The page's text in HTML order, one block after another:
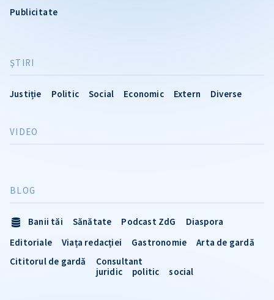
Publicitate
ŞTIRI
Justiție Politic Social Economic Extern Diverse
VIDEO
BLOG
Banii tăi Sănătate Podcast ZdG
Diaspora
Editoriale
Viața redacției Gastronomie
Arta de gardă
Cititorul de gardă
Consultant
juridic
politic social